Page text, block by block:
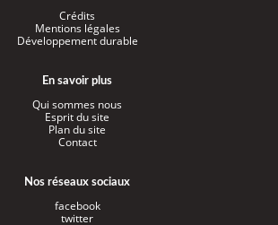
Crédits
Mentions légales
Développement durable
En savoir plus
Qui sommes nous
Esprit du site
Plan du site
Contact
Nos réseaux sociaux
facebook
twitter